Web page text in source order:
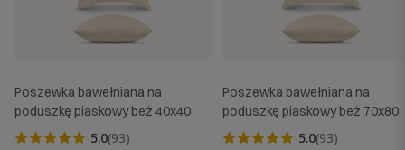
Poszewka bawełniana na
poduszkę piaskowy beż 40x40
5.0(93)
Poszewka bawełniana na
poduszkę piaskowy beż 70x80
5.0(93)